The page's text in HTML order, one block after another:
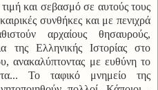
και σεβασμό σε αυτούς τους
συνθήκες και με πενιχρά
αρχαίους θησαυρούς,
της Ελληνικής Ιστορίας στο
ανακαλύπτοντας με ευθύνη το
Το ταφικό μνημείο της